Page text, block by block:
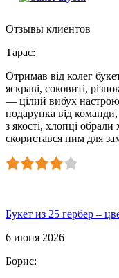
Отзывы клиентов
Тарас:
Отримав від колег
яскраві, соковиті,
— цілий вибух настрою.
подарунка від
з якості, хлопці
скористався ним для
Букет из 25 гербер –
6 июня 2026
Борис: